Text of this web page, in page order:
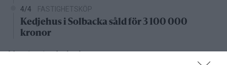
4/4 FASTIGHETSKÖP
Kedjehus i Solbacka såld för 3 100 000
kronor
Nystartade bolag